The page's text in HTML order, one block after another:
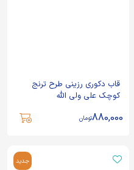
قاب دکوری رزینی طرح ترنج
کوچک علی ولی الله
880,000تومان
جدید